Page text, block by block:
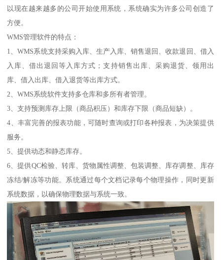
以现在越来越多的公司开始使用系统，系统确实为许多公司创造了
方便。
WMS管理软件的特点：
1、WMS系统支持采购入库、生产入库、销售退回、收款退回、借入
入库、借出退回等入库方式；支持销售出库、采购退货、领用出
库、借入出库、借入退货等出库方式。
2、WMS系统软件支持多仓库和多所有者管理。
3、支持预测库存上限（商品积压）和库存下限（商品短缺）。
4、丰富完善的报表功能，可随时查询或打印各种报表，为决策提供
服务。
5、提供动态和静态库存。
6、提供QC检验、转库、货物属性调整、包装调整、库存调整、库存
冻结/解冻等功能。系统通过每个文档记录每个物理操作，同时更新
系统数据，以确保物理数据与系统一致。